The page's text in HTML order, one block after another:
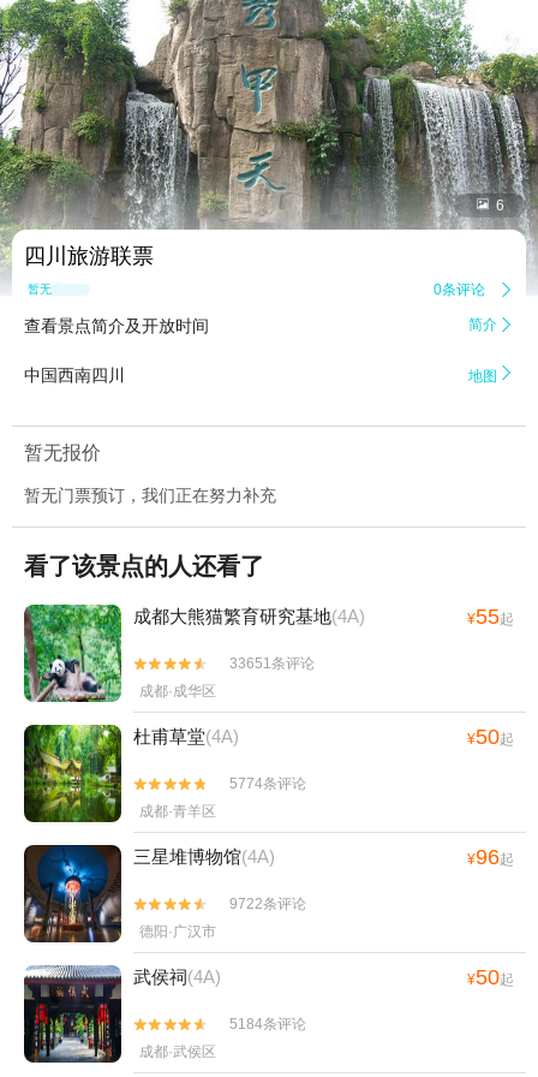
 6
四川旅游联票
暂无点评 0条评论 
查看景点简介及开放时间 简介 
中国西南四川 地图 
暂无报价
暂无门票预订，我们正在努力补充
看了该景点的人还看了
成都大熊猫繁育研究基地(4A) ¥55起


33651条评论
成都·成华区
杜甫草堂(4A) ¥50起


5774条评论
成都·青羊区
三星堆博物馆(4A) ¥96起


9722条评论
德阳·广汉市
武侯祠(4A) ¥50起


5184条评论
成都·武侯区
